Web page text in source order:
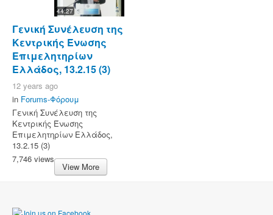
44:27
Γενική Συνέλευση της
Κεντρικής Ένωσης
Επιμελητηρίων
Ελλάδος, 13.2.15 (3)
12 years ago
in Forums-Φόρουμ
Γενική Συνέλευση της
Κεντρικής Ένωσης
Επιμελητηρίων Ελλάδος,
13.2.15 (3)
7,746 views
View More